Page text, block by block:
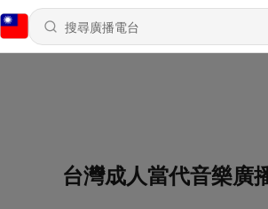
台灣成人當代音樂廣